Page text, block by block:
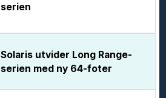
serien
Solaris utvider Long Range-
serien med ny 64-foter